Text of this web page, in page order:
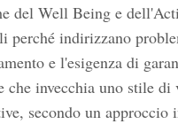
del Well Being e
perché indirizzano
e l'esigenza di
che invecchia uno stile
secondo un approccio